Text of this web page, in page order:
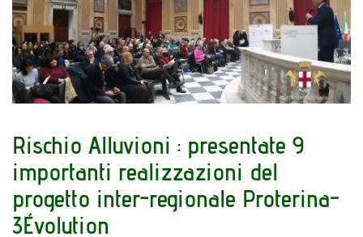
Rischio Alluvioni : presentate 9
importanti realizzazioni del
progetto inter-regionale Proterina-
3Évolution